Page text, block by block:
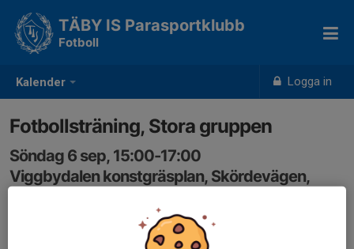
Kalender Logga in
TÄBY IS Parasportklubb
Fotboll
Fotbollsträning, Stora gruppen
Söndag 6 sep, 15:00-17:00
Viggbydalen konstgräsplan, Skördevägen,